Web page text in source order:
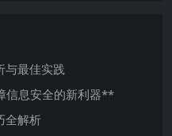
与最佳实践
信息安全的新利器**
全解析